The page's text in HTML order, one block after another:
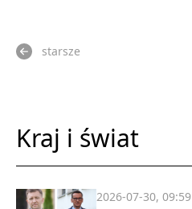
starsze
Kraj i świat
2026-07-30, 09:59